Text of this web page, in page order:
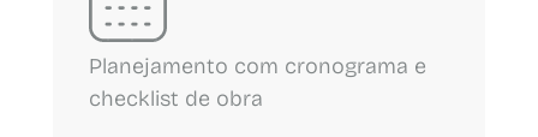
Planejamento com cronograma e
checklist de obra